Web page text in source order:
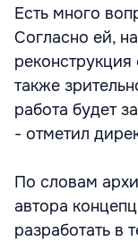
Есть много
Согласно ей,
также
работа будет
- отметил
По словам
автора
разработать в